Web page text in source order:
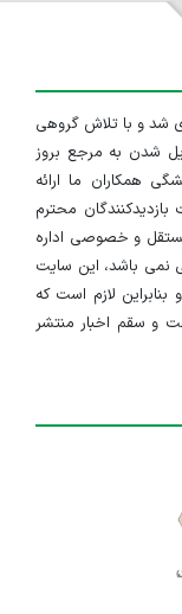
در تاریخ ۱۳۹۱/۱/۱۰ راه اندازی شد و با تلاش گروهی
شدن به مرجع بروز
همکاران ما ارائه
محترم
و خصوصی اداره
نمی باشد، این سایت
لازم است که
و سقم اخبار منتشر